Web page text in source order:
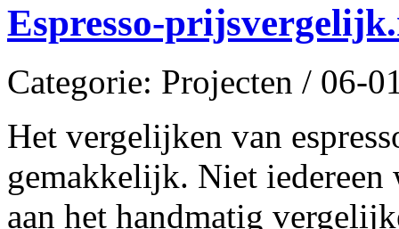
Espresso-
Categorie: Projecten / 06-
Het vergelijken van
gemakkelijk. Niet iedereen
aan het handmatig